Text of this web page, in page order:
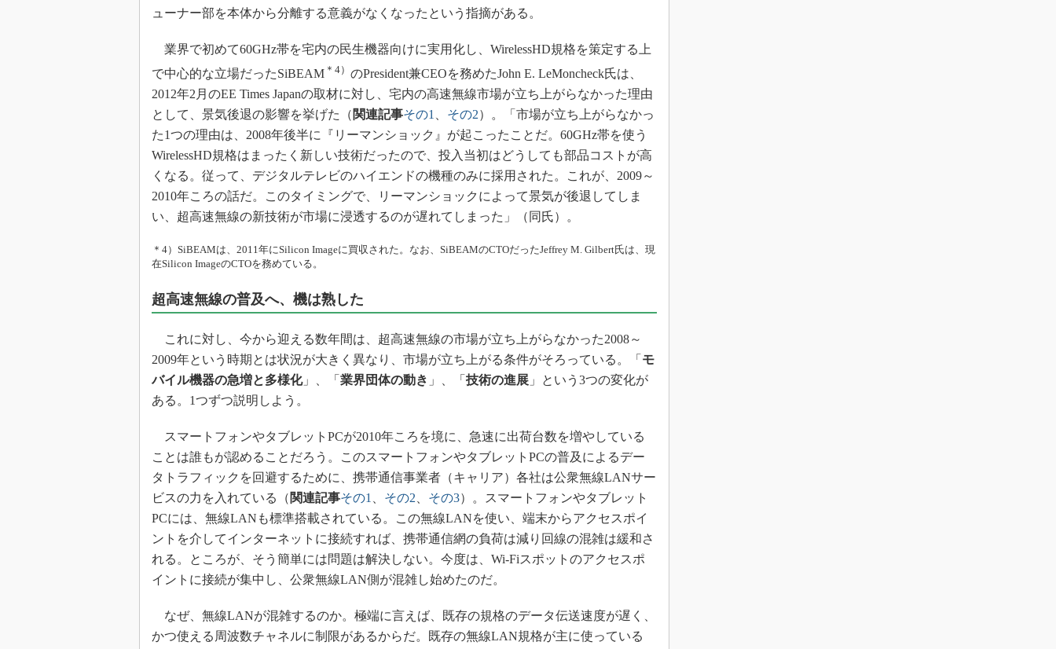
ューナー部を本体から分離する意義がなくなったという指摘がある。
業界で初めて60GHz帯を宅内の民生機器向けに実用化し、WirelessHD規格を策定する上
で中心的な立場だったSiBEAM ＊4） のPresident兼CEOを務めたJohn E. LeMoncheck氏は、
2012年2月のEE Times Japanの取材に対し、宅内の高速無線市場が立ち上がらなかった理由
として、景気後退の影響を挙げた（ 関連記事その1 その2）。「市場が立ち上がらなかっ
た1つの理由は、2008年後半に『リーマンショック』が起こったことだ。60GHz帯を使う
WirelessHD規格はまったく新しい技術だったので、投入当初はどうしても部品コストが高
くなる。従って、デジタルテレビのハイエンドの機種のみに採用された。これが、2009～
2010年ころの話だ。このタイミングで、リーマンショックによって景気が後退してしま
い、超高速無線の新技術が市場に浸透するのが遅れてしまった」（同氏）。
＊4）SiBEAMは、2011年にSilicon Imageに買収された。なお、SiBEAMのCTOだったJeffrey M. Gilbert氏は、現
在Silicon ImageのCTOを務めている。
超高速無線の普及へ、機は熟した
これに対し、今から迎える数年間は、超高速無線の市場が立ち上がらなかった2008～
2009年という時期とは状況が大きく異なり、市場が立ち上がる条件がそろっている。「 モ
バイル機器の急増と多様化」、「 業界団体の動き 」、「 技術の進展 」という3つの変化が
ある。1つずつ説明しよう。
スマートフォンやタブレットPCが2010年ころを境に、急速に出荷台数を増やしている
ことは誰もが認めることだろう。このスマートフォンやタブレットPCの普及によるデー
タトラフィックを回避するために、携帯通信事業者（キャリア）各社は公衆無線LANサー
ビスの力を入れている（ 関連記事その1 その2 その3）。スマートフォンやタブレット
PCには、無線LANも標準搭載されている。この無線LANを使い、端末からアクセスポイ
ントを介してインターネットに接続すれば、携帯通信網の負荷は減り回線の混雑は緩和さ
れる。ところが、そう簡単には問題は解決しない。今度は、Wi-Fiスポットのアクセスポ
イントに接続が集中し、公衆無線LAN側が混雑し始めたのだ。
なぜ、無線LANが混雑するのか。極端に言えば、既存の規格のデータ伝送速度が遅く、
かつ使える周波数チャネルに制限があるからだ。既存の無線LAN規格が主に使っている